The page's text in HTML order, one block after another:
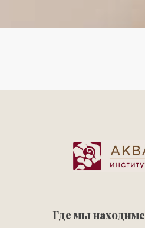
Где мы